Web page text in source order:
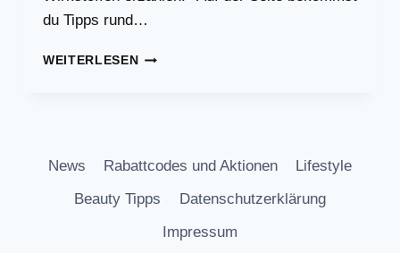
du Tipps rund…
WEITERLESENDIE
UND
3
News Rabattcodes und Aktionen
Lifestyle
Beauty Tipps
Datenschutzerklärung
Impressum